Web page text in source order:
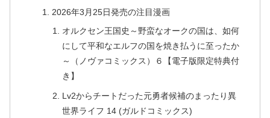
2026年3月25日発売の注目漫画
オルクセン王国史～野蛮なオークの国は、如何
にして平和なエルフの国を焼き払うに至ったか
～（ノヴァコミックス）６【電子版限定特典付
き】
Lv2からチートだった元勇者候補のまったり異
世界ライフ 14 (ガルドコミックス)